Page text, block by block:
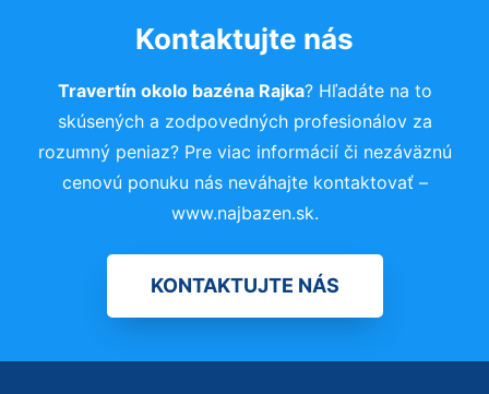
Kontaktujte nás
Travertín okolo bazéna Rajka? Hľadáte na to
skúsených a zodpovedných profesionálov za
rozumný peniaz? Pre viac informácií či nezáväznú
cenovú ponuku nás neváhajte kontaktovať –
www.najbazen.sk.
KONTAKTUJTE NÁS